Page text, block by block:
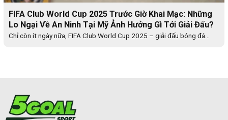
FIFA Club World Cup 2025 Trước Giờ Khai Mạc: Những
Lo Ngại Về An Ninh Tại Mỹ Ảnh Hưởng Gì Tới Giải Đấu?
Chỉ còn ít ngày nữa, FIFA Club World Cup 2025 – giải đấu bóng đá...